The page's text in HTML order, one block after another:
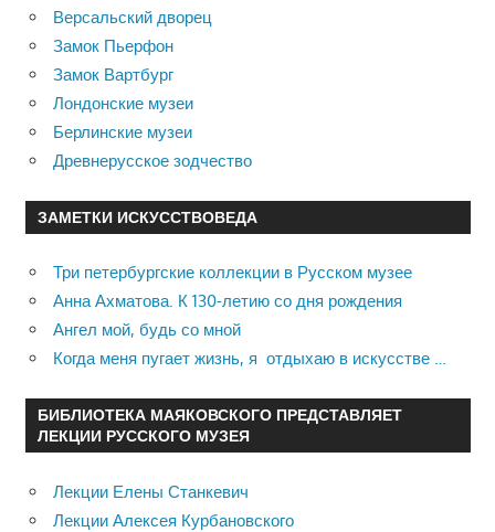
Версальский дворец
Замок Пьерфон
Замок Вартбург
Лондонские музеи
Берлинские музеи
Древнерусское зодчество
ЗАМЕТКИ ИСКУССТВОВЕДА
Три петербургские коллекции в Русском музее
Анна Ахматова. К 130-летию со дня рождения
Ангел мой, будь со мной
Когда меня пугает жизнь, я отдыхаю в искусстве …
БИБЛИОТЕКА МАЯКОВСКОГО ПРЕДСТАВЛЯЕТ
ЛЕКЦИИ РУССКОГО МУЗЕЯ
Лекции Елены Станкевич
Лекции Алексея Курбановского